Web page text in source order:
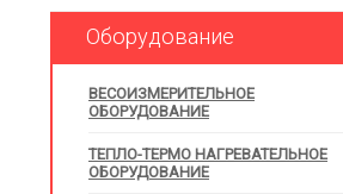
Оборудование
ВЕСОИЗМЕРИТЕЛЬНОЕ
ОБОРУДОВАНИЕ
ТЕПЛО-ТЕРМО НАГРЕВАТЕЛЬНОЕ
ОБОРУДОВАНИЕ